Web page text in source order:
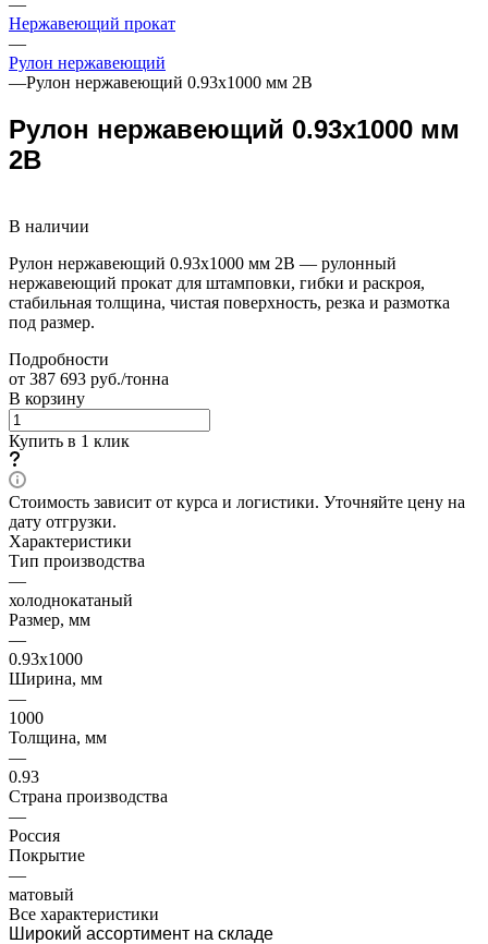
—
Нержавеющий прокат
—
Рулон нержавеющий
—Рулон нержавеющий 0.93х1000 мм 2В
Рулон нержавеющий 0.93х1000 мм
2В
В наличии
Рулон нержавеющий 0.93х1000 мм 2В — рулонный
нержавеющий прокат для штамповки, гибки и раскроя,
стабильная толщина, чистая поверхность, резка и размотка
под размер.
Подробности
от 387 693 руб./тонна
В корзину
Купить в 1 клик
Стоимость зависит от курса и логистики. Уточняйте цену на
дату отгрузки.
Характеристики
Тип производства
—
холоднокатаный
Размер, мм
—
0.93х1000
Ширина, мм
—
1000
Толщина, мм
—
0.93
Страна производства
—
Россия
Покрытие
—
матовый
Все характеристики
Широкий ассортимент на складе